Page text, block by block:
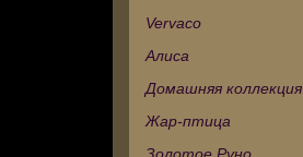
Vervaco
Алиса
Домашняя коллекция
Жар-птица